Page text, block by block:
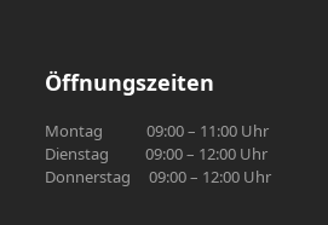
Öffnungszeiten
Montag 09:00 – 11:00 Uhr
Dienstag 09:00 – 12:00 Uhr
Donnerstag 09:00 – 12:00 Uhr